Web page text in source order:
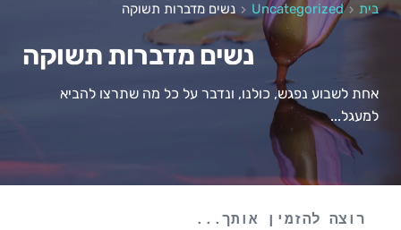
בית Uncategorized נשים מדברות תשוקה
נשים מדברות תשוקה
אחת לשבוע נפגש, כולנו, ונדבר על כל מה שתרצו להביא
למעגל...
רוצה להזמין אותך...